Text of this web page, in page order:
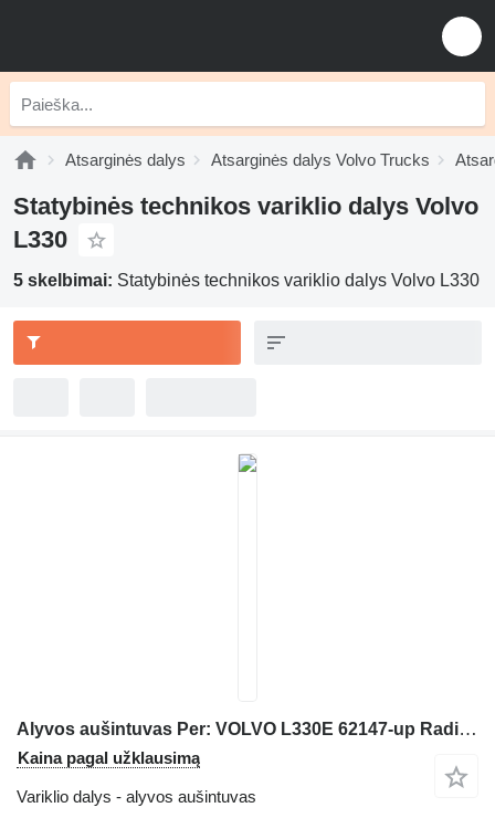
Atsarginės dalys Atsarginės dalys Volvo Trucks
Statybinės technikos variklio dalys Volvo
L330
5 skelbimai: Statybinės technikos variklio dalys Volvo L330
Alyvos aušintuvas Per: VOLVO L330E 62147-up Radiatore 11033628 vikšrinio krautuvo Volvo L330E 62147-up
Kaina pagal užklausimą
Variklio dalys - alyvos aušintuvas